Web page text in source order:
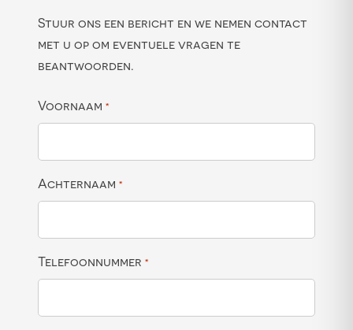
Stuur ons een bericht en we nemen contact
met u op om eventuele vragen te
beantwoorden.
Voornaam *
Achternaam *
Telefoonnummer *